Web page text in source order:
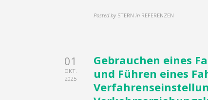
Posted by STERN in REFERENZEN
01
OKT.
2025
Gebrauchen eines
und Führen eines